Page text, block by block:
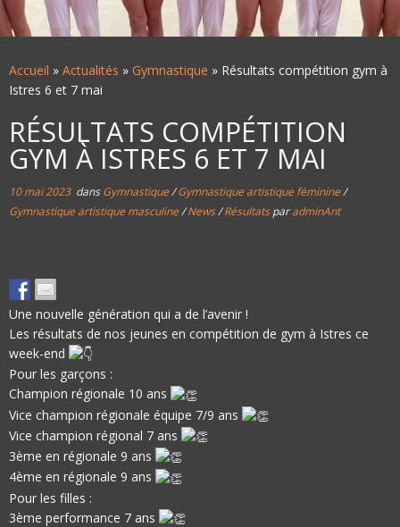
Accueil » Actualités » Gymnastique » Résultats compétition gym à
Istres 6 et 7 mai
RÉSULTATS COMPÉTITION
GYM À ISTRES 6 ET 7 MAI
10 mai 2023dansGymnastique/Gymnastique artistique féminine/
Gymnastique artistique masculine/News/RésultatsparadminAnt
Une nouvelle génération qui a de l’avenir !
Les résultats de nos jeunes en compétition de gym à Istres ce
week-end
Pour les garçons :
Champion régionale 10 ans
Vice champion régionale équipe 7/9 ans
Vice champion régional 7 ans
3ème en régionale 9 ans
4ème en régionale 9 ans
Pour les filles :
3ème performance 7 ans